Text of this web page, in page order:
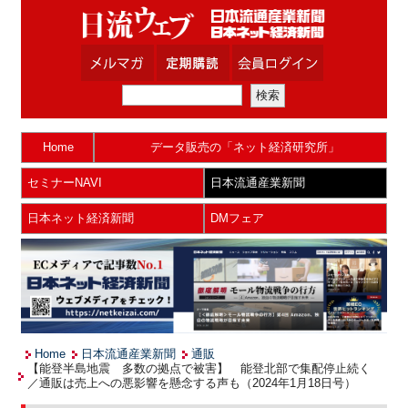
Home データ販売の「ネット経済研究所」
セミナーNAVI 日本流通産業新聞
日本ネット経済新聞 DMフェア
Home 日本流通産業新聞
通販
【能登半島地震 多数の拠点で被害】 能登北部で集配停止続く
／通販は売上への悪影響を懸念する声も（2024年1月18日号）